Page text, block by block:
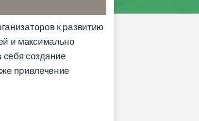
к развитию
и максимально
создание
привлечение